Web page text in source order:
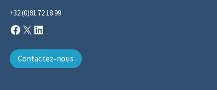
+32 (0)81 72 18 99
Facebook
X
Contactez-nous